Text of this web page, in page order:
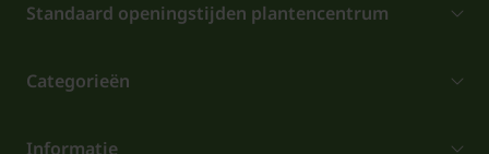
Standaard openingstijden plantencentrum
Categorieën
Informatie